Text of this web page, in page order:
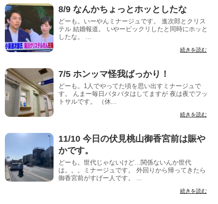
8/9 なんかちょっとホッとしたな
どーも。いーやんミナージュです。 進次郎とクリス
テル 結婚報道。 いやービックリしたと同時にホッと
したな。 ...
続きを読む
7/5 ホンッマ怪我ばっかり！
どーも。1人でやってた頃を思い出すミナージュで
す。 んまー毎日バタバタはしてますが 夜は夜でフッ
トサルです。 （休...
続きを読む
11/10 今日の伏見桃山御香宮前は賑や
かです。
どーも。世代じゃないけど…関係ないんか世代
は。。。ミナージュです。 外回りから帰ってきたら
御香宮前がすげー人です。 ...
続きを読む